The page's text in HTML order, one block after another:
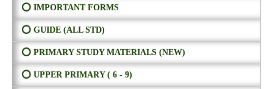
⭕ IMPORTANT FORMS
⭕ GUIDE (ALL STD)
⭕ PRIMARY STUDY MATERIALS (NEW)
⭕ UPPER PRIMARY ( 6 - 9)